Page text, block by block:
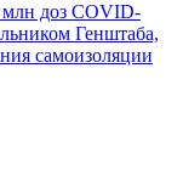
млн доз COVID-
Генштаба,
самоизоляции